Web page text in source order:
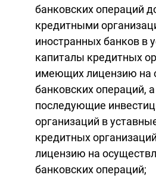
банковских операций
кредитными
иностранных банков в
капиталы кредитных
имеющих лицензию на
банковских операций,
последующие
организаций в
кредитных
лицензию на
банковских операций;